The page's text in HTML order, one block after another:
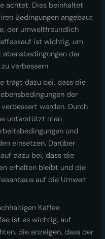
achtet. Dies beinhaltet
Bedingungen angebaut
der umweltfreundlich
ist wichtig, um
der
verbessern.
trägt dazu bei, dass die
der
werden. Durch
unterstützt man
und
einsetzen. Darüber
dazu bei, dass die
erhalten bleibt und die
auf die Umwelt
Kaffee
ist es wichtig, auf
die anzeigen, dass der